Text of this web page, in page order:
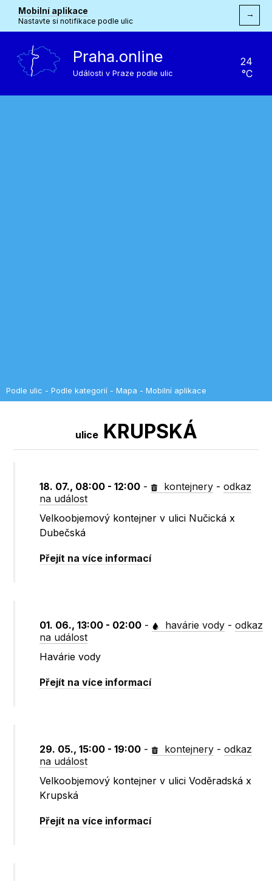
Mobilní aplikace
Nastavte si notifikace podle ulic
→
Praha.online
Události v Praze podle ulic
24
°C
Podle ulic - Podle kategorií - Mapa - Mobilní aplikace
uliceKRUPSKÁ
18. 07., 08:00 - 12:00 - kontejnery -odkaz
na událost
Velkoobjemový kontejner v ulici Nučická x
Dubečská
Přejít na více informací
01. 06., 13:00 - 02:00 - havárie vody -odkaz
na událost
Havárie vody
Přejít na více informací
29. 05., 15:00 - 19:00 - kontejnery -odkaz
na událost
Velkoobjemový kontejner v ulici Voděradská x
Krupská
Přejít na více informací